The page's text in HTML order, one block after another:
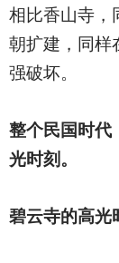
相比香山寺，
朝扩建，同样
强破坏。
整个民国时代
光时刻。
碧云寺的高光